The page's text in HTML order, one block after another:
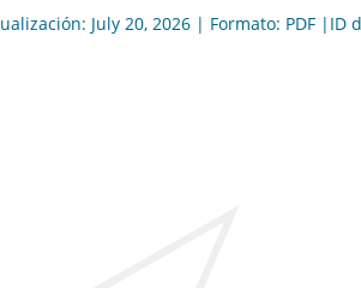
July 20, 2026 | Formato: PDF |ID